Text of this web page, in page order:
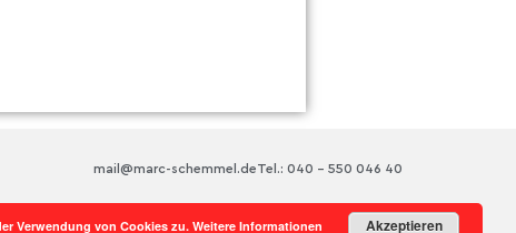
Tel.: 040 – 550 046 40
mail@marc-schemmel.de
Verwendung von Cookies zu. Weitere Informationen Akzeptieren